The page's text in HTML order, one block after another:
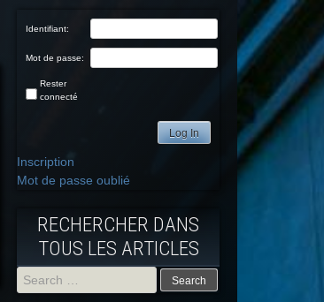
Identifiant:
Mot de passe:
Rester
connecté
Log In
Inscription
Mot de passe oublié
RECHERCHER DANS
TOUS LES ARTICLES